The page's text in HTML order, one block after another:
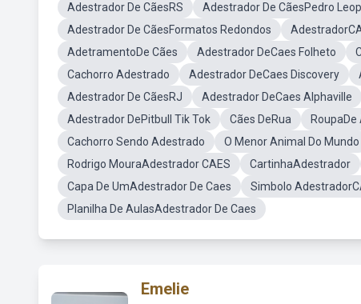
Adestrador De CãesRS
Adestrador De CãesPedro
Adestrador De CãesFormatos Redondos
AdetramentoDe Cães
Adestrador DeCaes Folheto
Cachorro Adestrado
Adestrador DeCaes Discovery
Adestrador De CãesRJ
Adestrador DeCaes Alphaville
Adestrador DePitbull Tik Tok
Cães DeRua
Cachorro Sendo Adestrado
O Menor Animal Do Mundo
Rodrigo MouraAdestrador CAES
CartinhaAdestrador
Capa De UmAdestrador De Caes
Simbolo
Planilha De AulasAdestrador De Caes
Emelie